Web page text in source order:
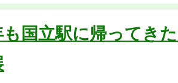
も国立駅に帰ってき